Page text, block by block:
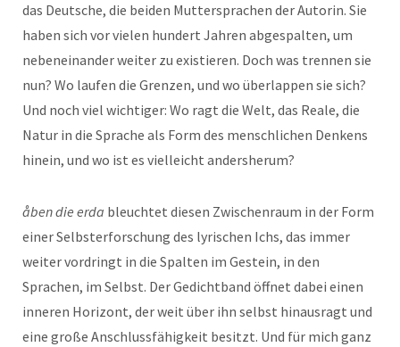
das Deutsche, die beiden Muttersprachen der Autorin. Sie
haben sich vor vielen hundert Jahren abgespalten, um
nebeneinander weiter zu existieren. Doch was trennen sie
nun? Wo laufen die Grenzen, und wo überlappen sie sich?
Und noch viel wichtiger: Wo ragt die Welt, das Reale, die
Natur in die Sprache als Form des menschlichen Denkens
hinein, und wo ist es vielleicht andersherum?
åben die erda bleuchtet diesen Zwischenraum in der Form
einer Selbsterforschung des lyrischen Ichs, das immer
weiter vordringt in die Spalten im Gestein, in den
Sprachen, im Selbst. Der Gedichtband öffnet dabei einen
inneren Horizont, der weit über ihn selbst hinausragt und
eine große Anschlussfähigkeit besitzt. Und für mich ganz